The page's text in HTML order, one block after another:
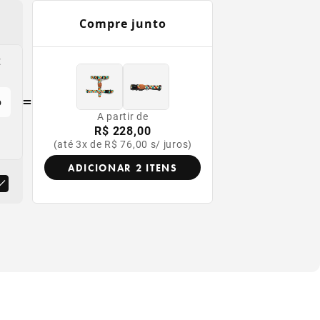
=
Compre junto
A partir de
R$ 228,00
(até 3x de R$ 76,00 s/ juros)
ADICIONAR 2 ITENS